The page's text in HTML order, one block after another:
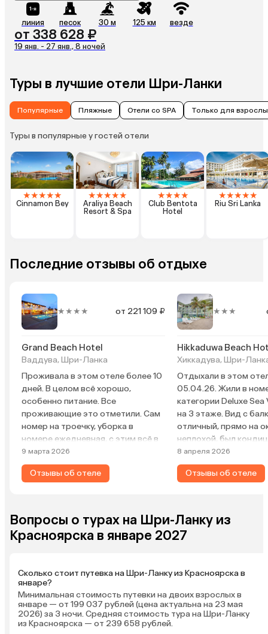
линия песок 30 м 125 км везде
от 338 628 ₽
19 янв. - 27 янв., 8 ночей
Туры в лучшие отели Шри-Ланки
Популярные Пляжные Отели со SPA Только для
Туры в популярные у гостей отели
★★★★★
Cinnamon Bey
★★★★★
Araliya Beach
Resort & Spa
★★★★
Club Bentota
Hotel
★★★★★
Riu Sri Lanka
Последние отзывы об отдыхе
★★★★ от 221 109 ₽
Grand Beach Hotel
Ваддува, Шри-Ланка
Проживала в этом отеле более 10
дней. В целом всё хорошо,
особенно питание. Все
проживающие это отметили. Сам
номер на троечку, уборка в
номере ежедневная, с этим всё в
порядке, просто номер уже
требует обновления. В бассейне
пару раз купалась, но он на мой
выход к океану через калитку. Душ
с пресной водой имеется. Океан в
это время года: конец февраля —
очень комфортно и в первый раз
две будет боязно, но плавать
можно… С детьми грудными
точно не сюда в это время года.
Лежаков всегда хватало, так как
9 марта 2026
Отзывы об отеле
★★★
Hikkaduwa Beach
Хиккадува, Шри-
Отдыхали в этом
05.04.26. Жили в
категории Deluxe Sea
на 3 этаже. Вид с
отличный, прямо на
неплохой, был
рабочий, небольшой
Убирались
средненький, но
арбузы, папайя,
территории отеля
бассейна, правда,
но нам всегда
От отеля через
непосредственно на
8 апреля 2026
Отзывы об отеле
Вопросы о турах на Шри-Ланку из
Красноярска в январе 2027
Сколько стоит путевка на Шри-Ланку из Красноярска в
январе?
Минимальная стоимость путевки на двоих взрослых в
январе — от 199 037 рублей (цена актуальна на 23 мая
2026) за 3 ночи. Средняя стоимость тура на Шри-Ланку
из Красноярска — от 239 658 рублей.